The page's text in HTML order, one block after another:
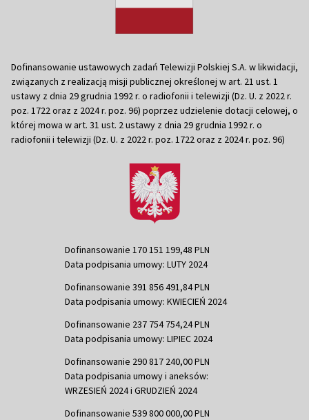
Dofinansowanie ustawowych zadań Telewizji Polskiej S.A. w likwidacji,
związanych z realizacją misji publicznej określonej w art. 21 ust. 1
ustawy z dnia 29 grudnia 1992 r. o radiofonii i telewizji (Dz. U. z 2022 r.
poz. 1722 oraz z 2024 r. poz. 96) poprzez udzielenie dotacji celowej, o
której mowa w art. 31 ust. 2 ustawy z dnia 29 grudnia 1992 r. o
radiofonii i telewizji (Dz. U. z 2022 r. poz. 1722 oraz z 2024 r. poz. 96)
Dofinansowanie 170 151 199,48 PLN
Data podpisania umowy: LUTY 2024
Dofinansowanie 391 856 491,84 PLN
Data podpisania umowy: KWIECIEŃ 2024
Dofinansowanie 237 754 754,24 PLN
Data podpisania umowy: LIPIEC 2024
Dofinansowanie 290 817 240,00 PLN
Data podpisania umowy i aneksów:
WRZESIEŃ 2024 i GRUDZIEŃ 2024
Dofinansowanie 539 800 000,00 PLN